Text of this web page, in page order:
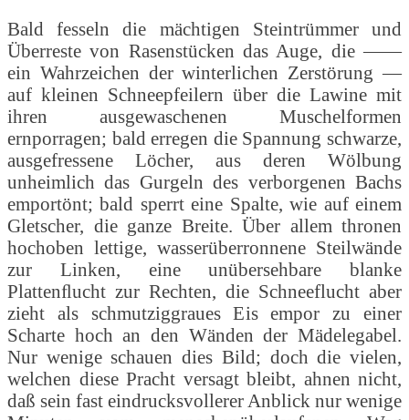
Bald fesseln die mächtigen Steintrümmer und
Überreste von Rasenstücken das Auge, die ——
ein Wahrzeichen der winterlichen Zerstörung —
auf kleinen Schneepfeilern über die Lawine mit
ihren ausgewaschenen Muschelformen
ernporragen; bald erregen die Spannung schwarze,
ausgefressene Löcher, aus deren Wölbung
unheimlich das Gurgeln des verborgenen Bachs
emportönt; bald sperrt eine Spalte, wie auf einem
Gletscher, die ganze Breite. Über allem thronen
hochoben lettige, wasserüberronnene Steilwände
zur Linken, eine unübersehbare blanke
Plattenﬂucht zur Rechten, die Schneeflucht aber
zieht als schmutziggraues Eis empor zu einer
Scharte hoch an den Wänden der Mädelegabel.
Nur wenige schauen dies Bild; doch die vielen,
welchen diese Pracht versagt bleibt, ahnen nicht,
daß sein fast eindrucksvollerer Anblick nur wenige